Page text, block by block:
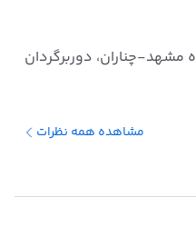
مشهد-چناران، دوربرگردان
مشاهده همه نظرات